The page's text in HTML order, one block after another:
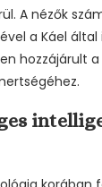
A nézők
a Káel
hozzájárult